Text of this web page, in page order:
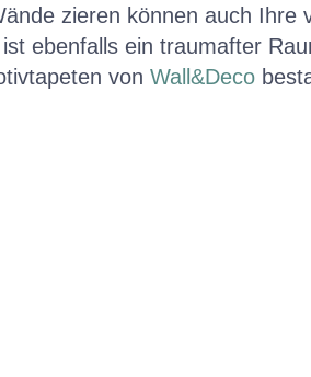
zieren können auch Ihre
ebenfalls ein traumafter
von Wall&Deco